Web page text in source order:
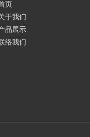
页
于我们
品展示
络我们